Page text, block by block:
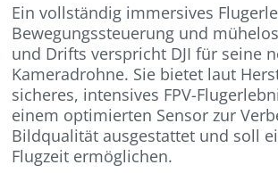
Ein vollständig immersives
Bewegungssteuerung und
und Drifts verspricht DJI für seine
Kameradrohne. Sie bietet laut
sicheres, intensives FPV-
einem optimierten Sensor zur
Bildqualität ausgestattet und soll
Flugzeit ermöglichen.